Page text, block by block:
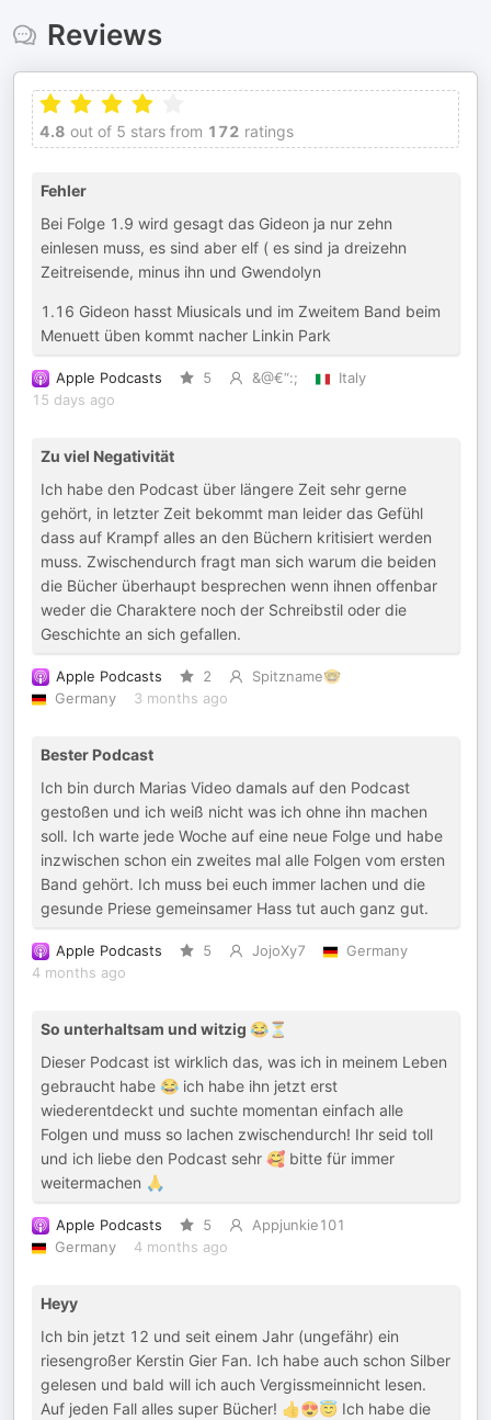
Reviews
4.8 out of 5 stars from 172 ratings
Fehler
Bei Folge 1.9 wird gesagt das Gideon ja nur zehn
einlesen muss, es sind aber elf ( es sind ja dreizehn
Zeitreisende, minus ihn und Gwendolyn
1.16 Gideon hasst Miusicals und im Zweitem Band beim
Menuett üben kommt nacher Linkin Park
Apple Podcasts 5 &@€“:;
Italy
15 days ago
Zu viel Negativität
Ich habe den Podcast über längere Zeit sehr gerne
gehört, in letzter Zeit bekommt man leider das Gefühl
dass auf Krampf alles an den Büchern kritisiert werden
muss. Zwischendurch fragt man sich warum die beiden
die Bücher überhaupt besprechen wenn ihnen offenbar
weder die Charaktere noch der Schreibstil oder die
Geschichte an sich gefallen.
Apple Podcasts 2
Spitzname🤓
Germany
3 months ago
Bester Podcast
Ich bin durch Marias Video damals auf den Podcast
gestoßen und ich weiß nicht was ich ohne ihn machen
soll. Ich warte jede Woche auf eine neue Folge und habe
inzwischen schon ein zweites mal alle Folgen vom ersten
Band gehört. Ich muss bei euch immer lachen und die
gesunde Priese gemeinsamer Hass tut auch ganz gut.
Apple Podcasts 5 JojoXy7
Germany
4 months ago
So unterhaltsam und witzig 😂⏳
Dieser Podcast ist wirklich das, was ich in meinem Leben
gebraucht habe 😂 ich habe ihn jetzt erst
wiederentdeckt und suchte momentan einfach alle
Folgen und muss so lachen zwischendurch! Ihr seid toll
und ich liebe den Podcast sehr 🥰 bitte für immer
weitermachen 🙏
Apple Podcasts 5
Appjunkie101
Germany
4 months ago
Heyy
Ich bin jetzt 12 und seit einem Jahr (ungefähr) ein
riesengroßer Kerstin Gier Fan. Ich habe auch schon Silber
gelesen und bald will ich auch Vergissmeinnicht lesen.
Auf jeden Fall alles super Bücher! 👍😍😇 Ich habe die